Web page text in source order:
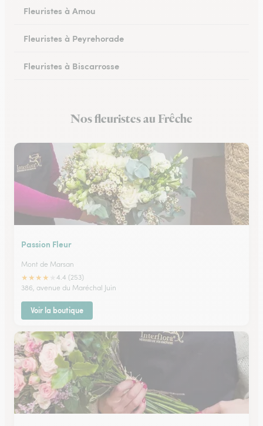
Fleuristes à Amou
Fleuristes à Peyrehorade
Fleuristes à Biscarrosse
Fleuristes à MugronNos fleuristes au Frêche
Passion Fleur
Mont de Marsan
★★★★
4.4 (253)
386, avenue du Maréchal Juin
Voir la boutique